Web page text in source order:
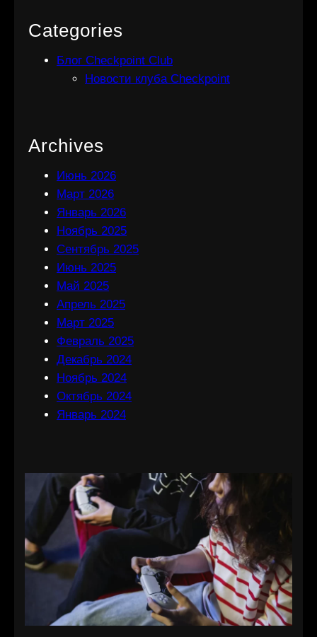
Categories
Блог Checkpoint Club
Новости клуба Checkpoint
Archives
Июнь 2026
Март 2026
Январь 2026
Ноябрь 2025
Сентябрь 2025
Июнь 2025
Май 2025
Апрель 2025
Март 2025
Февраль 2025
Декабрь 2024
Ноябрь 2024
Октябрь 2024
Январь 2024